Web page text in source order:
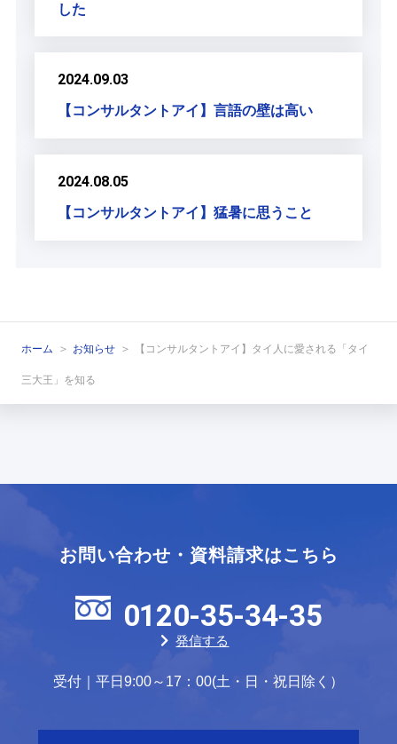
した
2024.09.03
【コンサルタントアイ】言語の壁は高い
2024.08.05
【コンサルタントアイ】猛暑に思うこと
ホーム お知らせ 【コンサルタントアイ】タイ人に愛される「タイ
三大王」を知る
お問い合わせ・資料請求はこちら
0120-35-34-35
発信する
受付｜平日9:00～17：00(土・日・祝日除く）